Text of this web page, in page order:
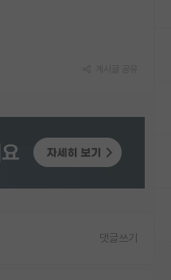
댓글쓰기